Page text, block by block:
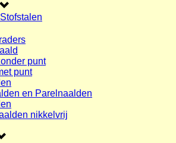
punt
punt
en Parelnaalden
nikkelvrij